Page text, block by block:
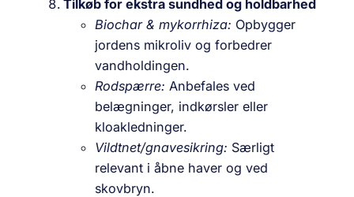
Tilkøb for ekstra sundhed og holdbarhed
Biochar & mykorrhiza: Opbygger
jordens mikroliv og forbedrer
vandholdingen.
Rodspærre: Anbefales ved
belægninger, indkørsler eller
kloakledninger.
Vildtnet/gnavesikring: Særligt
relevant i åbne haver og ved
skovbryn.